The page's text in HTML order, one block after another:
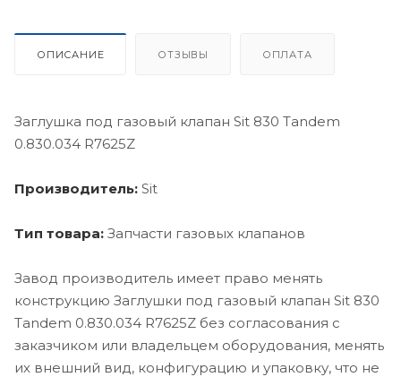
ОПИСАНИЕ ОТЗЫВЫ ОПЛАТА
Заглушка под газовый клапан Sit 830 Tandem
0.830.034 R7625Z
Производитель: Sit
Тип товара: Запчасти газовых клапанов
Завод производитель имеет право менять
конструкцию Заглушки под газовый клапан Sit 830
Tandem 0.830.034 R7625Z без согласования с
заказчиком или владельцем оборудования, менять
их внешний вид, конфигурацию и упаковку, что не